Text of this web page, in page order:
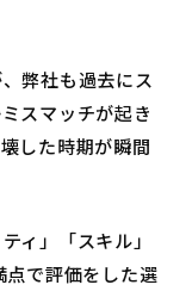
弊社も過去にス
スマッチが起き
した時期が瞬間
ィ」「スキル」
点で評価をした選